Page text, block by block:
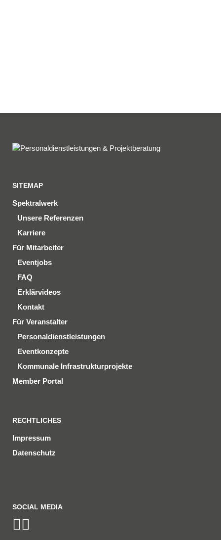
SITEMAP
Spektralwerk
Unsere Referenzen
Karriere
Für Mitarbeiter
Eventjobs
FAQ
Erklärvideos
Kontakt
Für Veranstalter
Personaldienstleistungen
Eventkonzepte
Kommunale Infrastrukturprojekte
Member Portal
RECHTLICHES
Impressum
Datenschutz
SOCIAL MEDIA